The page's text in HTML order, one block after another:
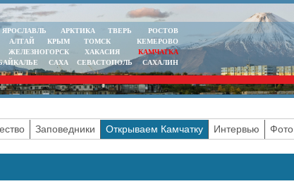
ЯРОСЛАВЛЬ АРКТИКА ТВЕРЬ
РОСТОВ
АЛТАЙ КРЫМ ТОМСК
КЕМЕРОВО
ЖЕЛЕЗНОГОРСК ХАКАСИЯ
КАМЧАТКА
САХА СЕВАСТОПОЛЬ САХАЛИН
Заповедники Открываем Камчатку Интервью Фото